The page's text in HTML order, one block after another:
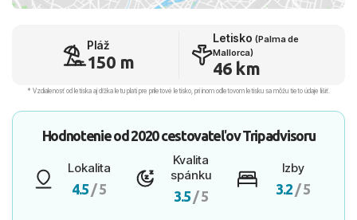
Pláž
150 m
Letisko (Palma de
Mallorca)
46 km
* Vzdialenosť od letiska aj dľžka letu platí pre príletové letisko, pri inom odletovom letisku sa môžu tieto údaje líšiť.
Hodnotenie od 2020 cestovateľovTripadvisoru
Lokalita
4.5 / 5
Kvalita
spánku
3.5 / 5
Izby
3.2 / 5